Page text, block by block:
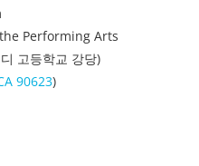
Performing Arts
고등학교 강당)
90623)